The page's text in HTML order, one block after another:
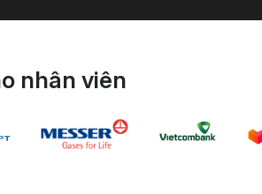
nhân viên